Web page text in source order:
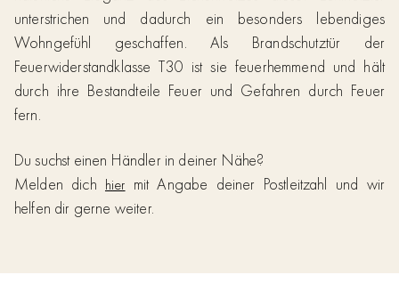
unterstrichen und dadurch ein besonders lebendiges
Wohngefühl geschaffen. Als Brandschutztür der
Feuerwiderstandklasse T30 ist sie feuerhemmend und hält
durch ihre Bestandteile Feuer und Gefahren durch Feuer
fern.
Du suchst einen Händler in deiner Nähe?
Melden dich hier mit Angabe deiner Postleitzahl und wir
helfen dir gerne weiter.